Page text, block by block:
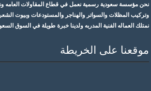
نحن مؤسسة سعودية رسمية نعمل في قطاع المقاولات العامه
وتركيب المظلات والسواتر والهناجر والمستودعات وبيوت
نمتلك العماله الفنية المدربه ولدينا خبرة طويلة في السوق
موقعنا على الخريطة